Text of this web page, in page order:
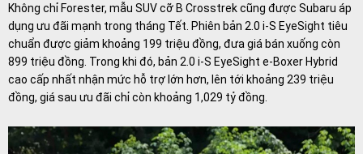
Không chỉ Forester, mẫu SUV cỡ B Crosstrek cũng được Subaru áp
dụng ưu đãi mạnh trong tháng Tết. Phiên bản 2.0 i-S EyeSight tiêu
chuẩn được giảm khoảng 199 triệu đồng, đưa giá bán xuống còn
899 triệu đồng. Trong khi đó, bản 2.0 i-S EyeSight e-Boxer Hybrid
cao cấp nhất nhận mức hỗ trợ lớn hơn, lên tới khoảng 239 triệu
đồng, giá sau ưu đãi chỉ còn khoảng 1,029 tỷ đồng.